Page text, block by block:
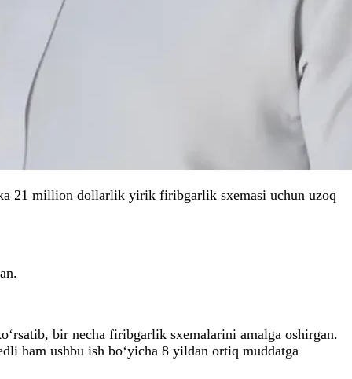
21 million dollarlik yirik firibgarlik sxemasi uchun uzoq
bir necha firibgarlik sxemalarini amalga oshirgan.
ham ushbu ish bo‘yicha 8 yildan ortiq muddatga